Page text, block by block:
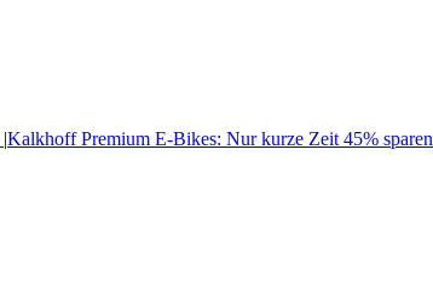
|Kalkhoff Premium E-Bikes: Nur kurze Zeit 45% sparen